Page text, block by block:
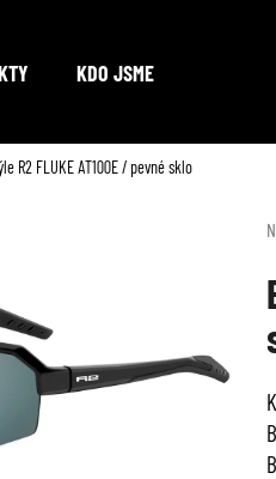
KDO JSME
R2 FLUKE AT100E / pevné sklo
je
z
najít?